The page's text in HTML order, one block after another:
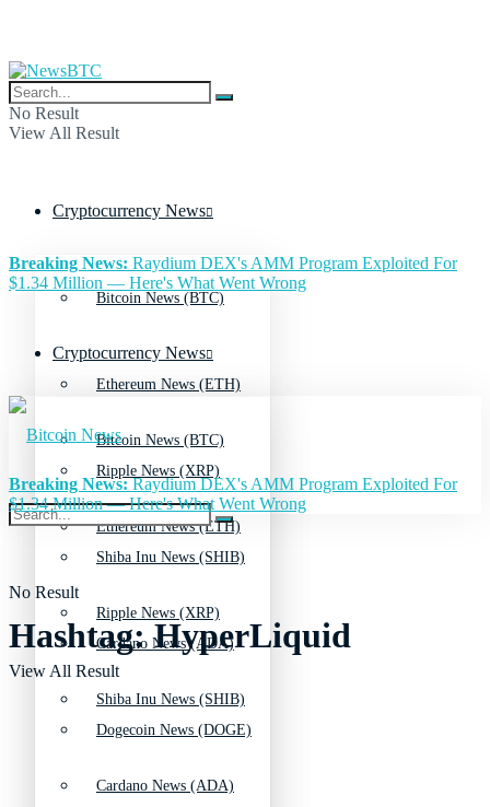
No Result
View All Result
Cryptocurrency News
Bitcoin News (BTC)
Ethereum News (ETH)
Ripple News (XRP)
Shiba Inu News (SHIB)
Cardano News (ADA)
Dogecoin News (DOGE)
Breaking News: Raydium DEX's AMM Program Exploited For
$1.34 Million — Here's What Went Wrong
Cryptocurrency News
Bitcoin News (BTC)
Ethereum News (ETH)
Ripple News (XRP)
Shiba Inu News (SHIB)
Cardano News (ADA)
No Result
View All Result
Breaking News:Raydium DEX's AMM Program Exploited For
$1.34 Million — Here's What Went Wrong
Hashtag:HyperLiquid